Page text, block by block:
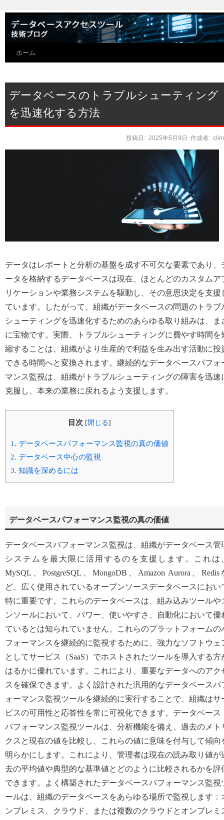
ホーム
データベースのトラブルシューティング
を迅速化する方法
投稿日: 2025年5月9日 作成者:
データはレポートと分析の基盤を成す不可欠な要素であり、
ータを格納するデータベースは現在、ほとんどのカスタムア
リケーションや業務システムを駆動し、その意思決定を支援
ています。したがって、組織がデータベースの問題のトラブ
シューティングを迅速化するためのあらゆる取り組みは、ま
に宝物です。実際、トラブルシューティングに費やす時間を
縮することは、組織がより生産的で利益を生み出す活動に投
できる時間へと変換されます。継続的なデータベースパフォ
マンス監視は、組織がトラブルシューティングの障害を迅速
克服し、本来の業務に戻れるよう支援します。
目次 [閉じる]
1. データベースパフォーマンス監視の真の価値
2. データベース中心の監視
3. 知識を深めるには
データベースパフォーマンス監視の真の価値
データベースパフォーマンス監視は、組織がデータベース管
システムを最大限に活用するのを支援します。これは
MySQL、PostgreSQL、MongoDB、Amazon Aurora、Redis
ど、広く使用されているオープンソースデータベースにおい
特に重要です。これらのデータベースは、組み込みツールや
ンソールにおいて、パワー、使いやすさ、自動化において優
ているとは知られていません。これらのプラットフォームの
フォーマンスを継続的に監視するために、強力なソフトウェ
としてサービス（SaaS）でホストされたツールを導入する方
はるかに優れています。これにより、重要なデータへのアク
スを確保できます。よく設計された汎用的なデータベースパ
ォーマンス監視ツールを継続的に実行することで、組織はサ
ビスの可用性と応答性を常に可視化できます。データベース
パフォーマンス監視ツールは、分析機能を備え、過去のメト
クスと現在の値を比較し、これらの値に意味を付与して傾向
明らかにします。これにより、管理者は現在の読み取り値が
去の平均値や典型的な基準値とどのように比較されるかを評
できます。よく構築されたデータベースパフォーマンス監視
ールは、組織のデータベースをあらゆる場所で監視します：
ンプレミス、クラウド、または複数のクラウドとオンプレミ